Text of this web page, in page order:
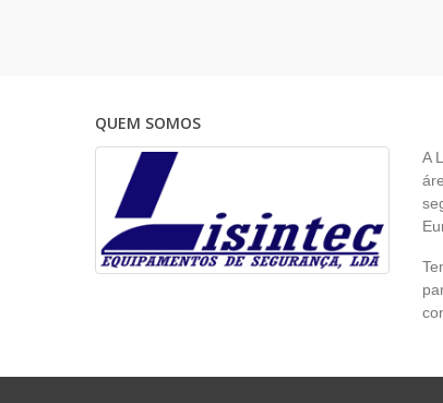
QUEM SOMOS
A